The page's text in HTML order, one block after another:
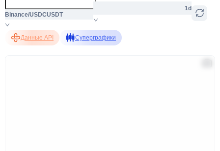
Binance/USDCUSDT
1d
Данные API Суперграфики